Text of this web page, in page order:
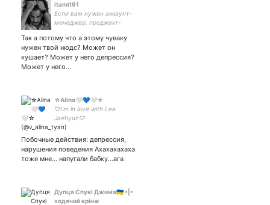
itamit91
Если вам нужен аккаунт-
менеджер, проджект-
фаерщик, собутыльник,
жилетка, напишите мне
Так а потому что а этому чуваку
нужен твой нюдс? Может он
кушает? Может у него депрессия?
Может у него…
☆Alina🤍💙🤍☆
♡I'm in love with Lee
Jaehyun♡
Побочные действия: депрессия,
нарушения поведения Ахахахахаха
тоже мне... напугали бабку...ага
Дупця Спукі Джима🇺🇦 •|•
ходячий крінж